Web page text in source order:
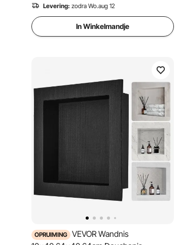
Levering: zodra Wo.aug 12
In Winkelmandje
OPRUIMING VEVOR Wandnis